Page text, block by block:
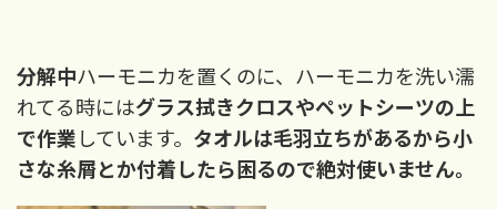
分解中ハーモニカを置くのに、ハーモニカを洗い濡
れてる時にはグラス拭きクロスやペットシーツの上
で作業しています。 タオルは毛羽立ちがあるから小
さな糸屑とか付着したら困るので絶対使いません。